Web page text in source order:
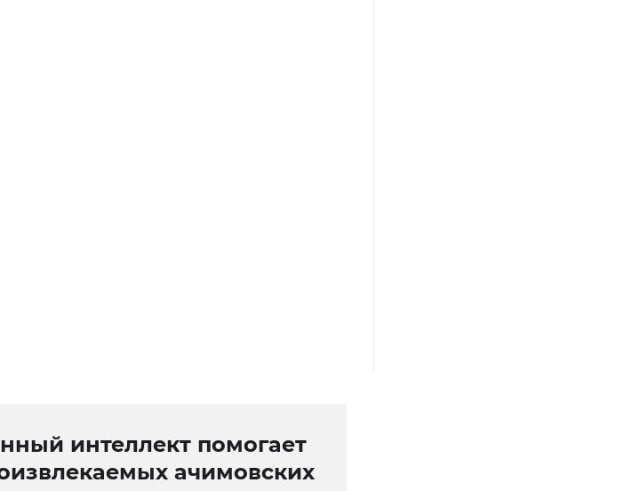
интеллект помогает
ачимовских